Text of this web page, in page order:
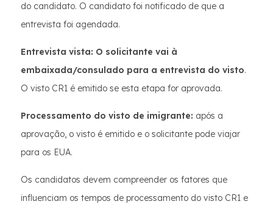
do candidato. O candidato foi notificado de que a
entrevista foi agendada.
Entrevista vista: O solicitante vai à
embaixada/consulado para a entrevista do visto.
O visto CR1 é emitido se esta etapa for aprovada.
Processamento do visto de imigrante: após a
aprovação, o visto é emitido e o solicitante pode viajar
para os EUA.
Os candidatos devem compreender os fatores que
influenciam os tempos de processamento do visto CR1 e